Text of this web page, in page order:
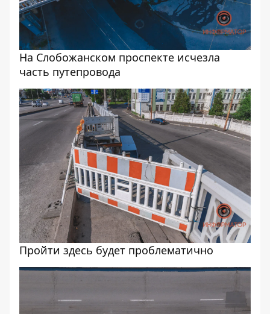
На Слобожанском проспекте исчезла
часть путепровода
Пройти здесь будет проблематично